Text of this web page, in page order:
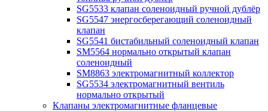
SG5533 клапан соленоидный ручной дублёр
SG5547 энергосберегающий соленоидный
клапан
SG5541 бистабильный соленоидный клапан
SM5564 нормально открытый клапан
соленоидный
SM8863 электромагнитный коллектор
SG5534 электромагнитный вентиль
нормально открытый
Клапаны электромагнитные фланцевые